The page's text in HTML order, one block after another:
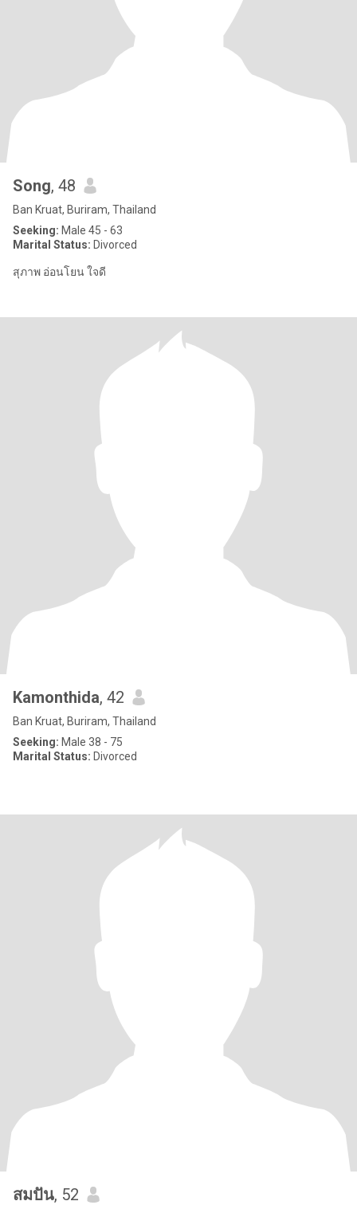
Song, 48
Ban Kruat, Buriram, Thailand
Seeking: Male 45 - 63
Marital Status: Divorced
สุภาพ อ่อนโยน ใจดี
Kamonthida, 42
Ban Kruat, Buriram, Thailand
Seeking: Male 38 - 75
Marital Status: Divorced
สมปัน, 52